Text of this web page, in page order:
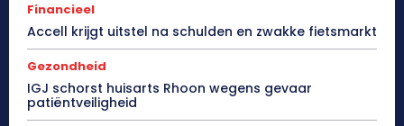
Financieel
Accell krijgt uitstel na schulden en zwakke fietsmarkt
Gezondheid
IGJ schorst huisarts Rhoon wegens gevaar
patiëntveiligheid